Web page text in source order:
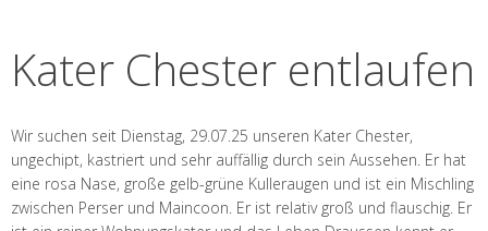
Kater Chester entlaufen
Wir suchen seit Dienstag, 29.07.25 unseren Kater Chester,
ungechipt, kastriert und sehr auffällig durch sein Aussehen. Er hat
eine rosa Nase, große gelb-grüne Kulleraugen und ist ein Mischling
zwischen Perser und Maincoon. Er ist relativ groß und flauschig. Er